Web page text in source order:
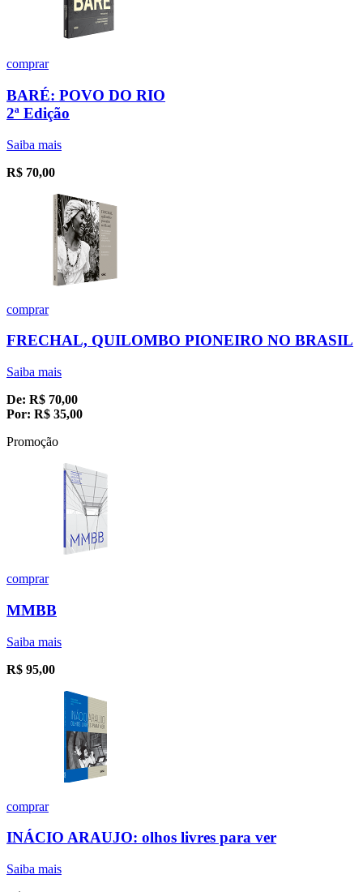
comprar
BARÉ: POVO DO RIO
2ª Edição
Saiba mais
R$ 70,00
comprar
FRECHAL, QUILOMBO PIONEIRO NO BRASIL
Saiba mais
De: R$ 70,00
Por: R$ 35,00
Promoção
comprar
MMBB
Saiba mais
R$ 95,00
comprar
INÁCIO ARAUJO: olhos livres para ver
Saiba mais